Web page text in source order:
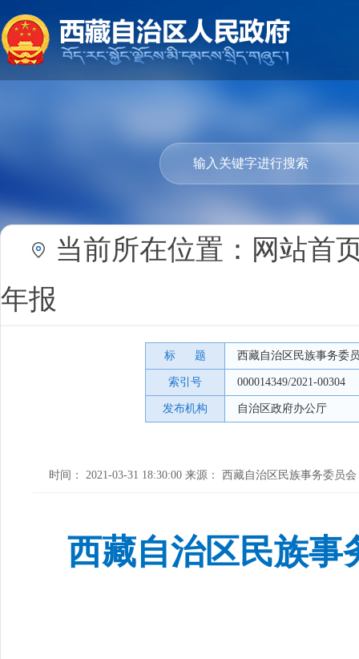
当前所在位置： 网站首
年报
标 题 西藏自治区民族事务委
索引号 000014349/2021-00304
发布机构 自治区政府办公厅
时间： 2021-03-31 18:30:00 来源： 西藏自治区民族事务委员会
西藏自治区民族事